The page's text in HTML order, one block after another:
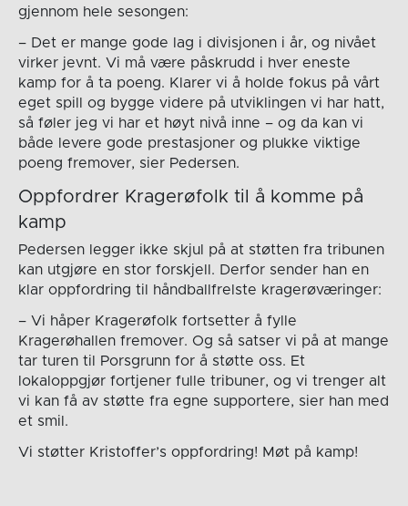
gjennom hele sesongen:
– Det er mange gode lag i divisjonen i år, og nivået
virker jevnt. Vi må være påskrudd i hver eneste
kamp for å ta poeng. Klarer vi å holde fokus på vårt
eget spill og bygge videre på utviklingen vi har hatt,
så føler jeg vi har et høyt nivå inne – og da kan vi
både levere gode prestasjoner og plukke viktige
poeng fremover, sier Pedersen.
Oppfordrer Kragerøfolk til å komme på
kamp
Pedersen legger ikke skjul på at støtten fra tribunen
kan utgjøre en stor forskjell. Derfor sender han en
klar oppfordring til håndballfrelste kragerøværinger:
– Vi håper Kragerøfolk fortsetter å fylle
Kragerøhallen fremover. Og så satser vi på at mange
tar turen til Porsgrunn for å støtte oss. Et
lokaloppgjør fortjener fulle tribuner, og vi trenger alt
vi kan få av støtte fra egne supportere, sier han med
et smil.
Vi støtter Kristoffer’s oppfordring! Møt på kamp!